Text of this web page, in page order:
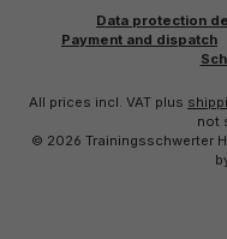
Data protection
Payment and dispatch
All prices incl. VAT plus
not
© 2026 Trainingsschwerter